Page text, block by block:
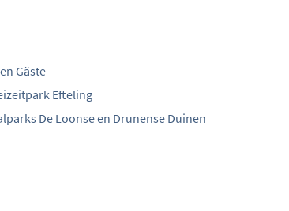
Gäste
Efteling
De Loonse en Drunense Duinen